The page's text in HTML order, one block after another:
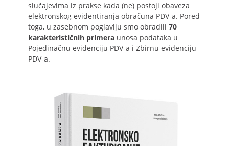
slučajevima iz prakse kada (ne) postoji obaveza
elektronskog evidentiranja obračuna PDV-a. Pored
toga, u zasebnom poglavlju smo obradili 70
karakterističnih primera unosa podataka u
Pojedinačnu evidenciju PDV-a i Zbirnu evidenciju
PDV-a.